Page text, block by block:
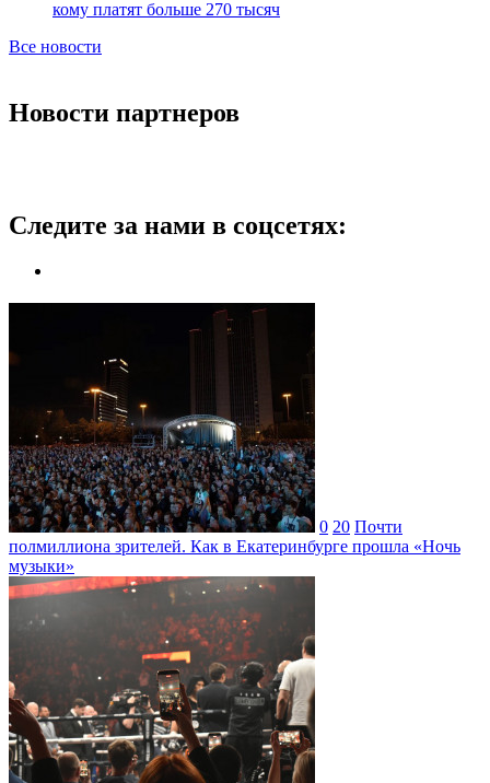
кому платят больше 270 тысяч
Все новости
Новости партнеров
Следите за нами в соцсетях:
0 20 Почти
полмиллиона зрителей. Как в Екатеринбурге прошла «Ночь
музыки»